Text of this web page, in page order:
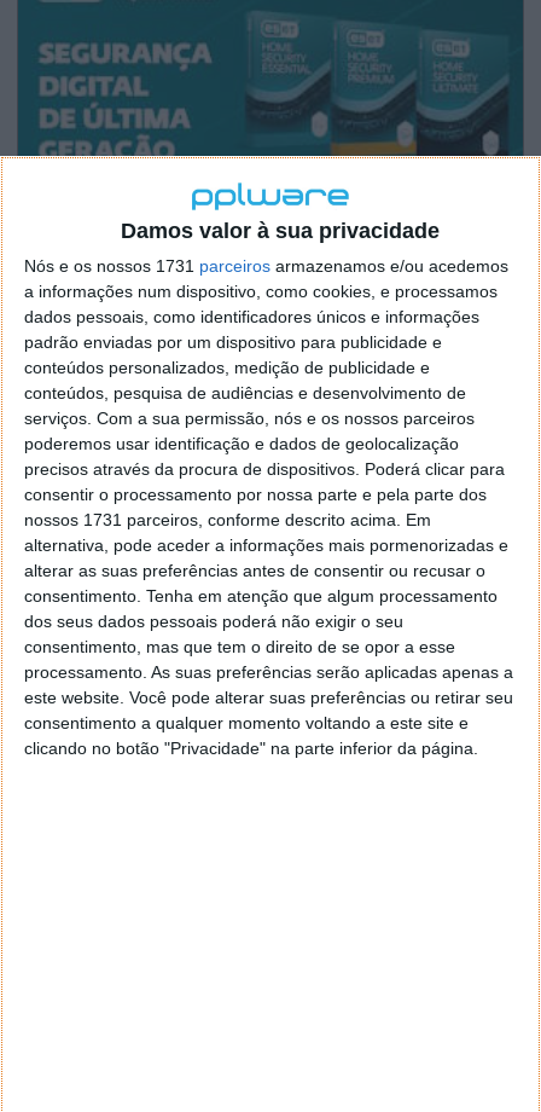
Damos valor à sua privacidade
Nós e os nossos 1731 parceiros armazenamos e/ou acedemos
a informações num dispositivo, como cookies, e processamos
dados pessoais, como identificadores únicos e informações
padrão enviadas por um dispositivo para publicidade e
conteúdos personalizados, medição de publicidade e
conteúdos, pesquisa de audiências e desenvolvimento de
serviços. Com a sua permissão, nós e os nossos parceiros
poderemos usar identificação e dados de geolocalização
precisos através da procura de dispositivos. Poderá clicar para
consentir o processamento por nossa parte e pela parte dos
nossos 1731 parceiros, conforme descrito acima. Em
alternativa, pode aceder a informações mais pormenorizadas e
alterar as suas preferências antes de consentir ou recusar o
consentimento. Tenha em atenção que algum processamento
dos seus dados pessoais poderá não exigir o seu
consentimento, mas que tem o direito de se opor a esse
processamento. As suas preferências serão aplicadas apenas a
este website. Você pode alterar suas preferências ou retirar seu
consentimento a qualquer momento voltando a este site e
clicando no botão "Privacidade" na parte inferior da página.